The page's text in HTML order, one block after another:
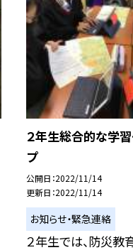
２年生総合的な学
プ
公開日 2022/11/14
更新日 2022/11/14
お知らせ・緊急連絡
２年生では、防災教